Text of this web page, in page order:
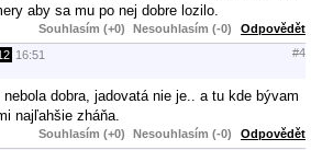
aby sa mu po nej dobre lozilo.
Souhlasím (+0) Nesouhlasím (-0) Odpovědět
16:51 #4
dobra, jadovatá nie je.. a tu kde bývam
najľahšie zháňa.
Souhlasím (+0) Nesouhlasím (-0) Odpovědět